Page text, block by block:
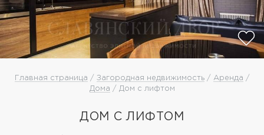
Главная страница / Загородная недвижимость/ Аренда /
Дома / Дом с лифтом
ДОМ С ЛИФТОМ